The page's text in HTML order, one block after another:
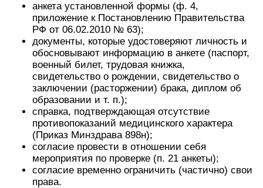
анкета установленной формы (ф. 4,
приложение к Постановлению Правительства
РФ от 06.02.2010 № 63);
документы, которые удостоверяют личность и
обосновывают информацию в анкете (паспорт,
военный билет, трудовая книжка,
свидетельство о рождении, свидетельство о
заключении (расторжении) брака, диплом об
образовании и т. п.);
справка, подтверждающая отсутствие
противопоказаний медицинского характера
(Приказ Минздрава 898н);
согласие провести в отношении себя
мероприятия по проверке (п. 21 анкеты);
согласие временно ограничить (частично) свои
права.